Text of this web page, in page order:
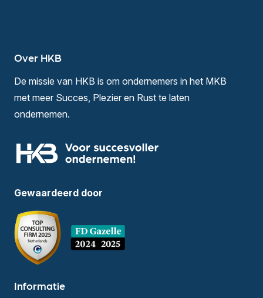
Over HKB
De missie van HKB is om ondernemers in het MKB
met meer Succes, Plezier en Rust te laten
ondernemen.
Gewaardeerd door
Informatie